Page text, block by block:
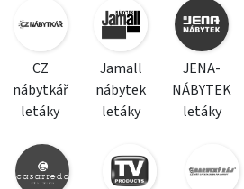
CZ
nábytkář
letáky
Jamall
nábytek
letáky
JENA-
NÁBYTEK
letáky